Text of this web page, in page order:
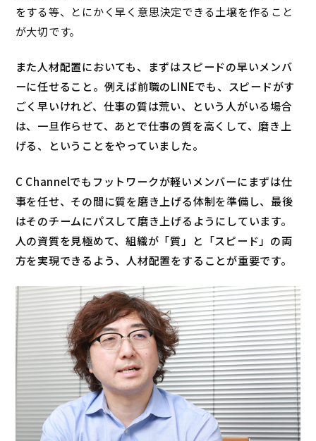
をする等、とにかく早く意思決定できる土壌を作ること
が大切です。
また人材配置においても、まずはスピードの早いメンバ
ーに任せること。例えば前職のLINEでも、スピードがす
ごく早いけれど、仕事の質は荒い、という人がいる場合
は、一旦作らせて、あとで仕事の質を高くして、磨き上
げる、ということをやっていました。
C Channelでもフットワークが軽いメンバーにまずは仕
事を任せ、その間に質を磨き上げる体制を準備し、最後
はそのチームにパスして磨き上げるようにしています。
人の資質を見極めて、組織が「質」と「スピード」の両
方を実現できるよう、人材配置をすることが重要です。